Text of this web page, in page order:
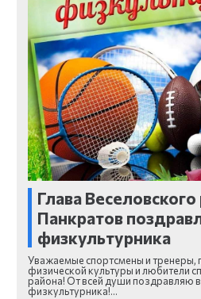
Глава
Панкратов
физкультурника
Уважаемые спортсмены и тренеры,
физической культуры и любители
района! От всей души поздравляю
физкультурника!…